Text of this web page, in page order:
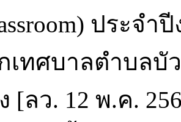
ประจ
เทศบาลตำบลบั
[ลว. 12 พ.ค.